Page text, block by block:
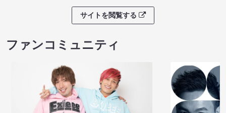
サイトを閲覧する
ファンコミュニティ